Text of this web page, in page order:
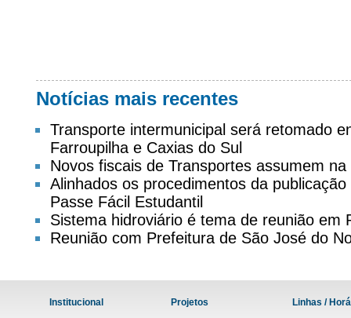
Notícias mais recentes
Transporte intermunicipal será retomado
Farroupilha e Caxias do Sul
Novos fiscais de Transportes assumem
Alinhados os procedimentos da
Passe Fácil Estudantil
Sistema hidroviário é tema de reunião em
Reunião com Prefeitura de São José do
Institucional Projetos Linhas /